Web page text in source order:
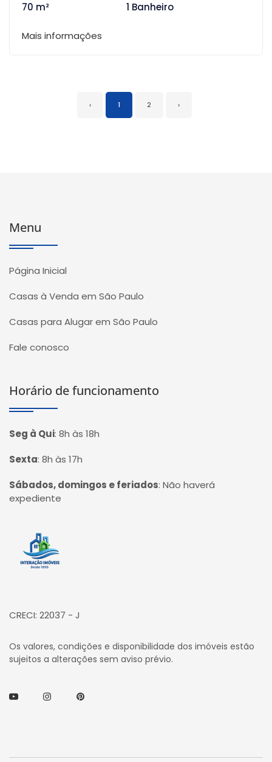
70 m²
1 Banheiro
Mais informações
‹ 1 2 ›
Menu
Página Inicial
Casas à Venda em São Paulo
Casas para Alugar em São Paulo
Fale conosco
Horário de funcionamento
Seg à Qui: 8h às 18h
Sexta: 8h às 17h
Sábados, domingos e feriados: Não haverá
expediente
Página inicial
CRECI: 22037 - J
Os valores, condições e disponibilidade dos imóveis estão
sujeitos a alterações sem aviso prévio.
YoutubeInstagramPinterest